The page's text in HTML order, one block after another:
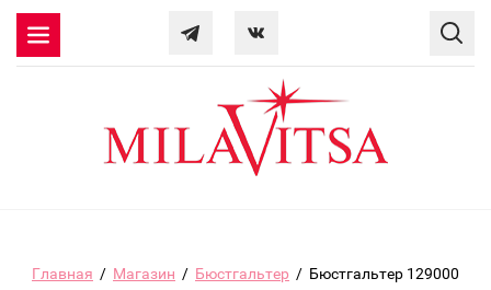
Главная / Магазин / Бюстгальтер / Бюстгальтер 129000